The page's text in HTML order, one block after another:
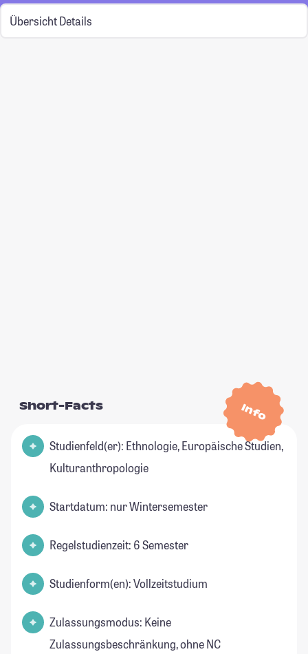
Übersicht Details
Info
Short-Facts
Studienfeld(er): Ethnologie, Europäische Studien,
Kulturanthropologie
Startdatum: nur Wintersemester
Regelstudienzeit: 6 Semester
Studienform(en): Vollzeitstudium
Zulassungsmodus: Keine
Zulassungsbeschränkung, ohne NC